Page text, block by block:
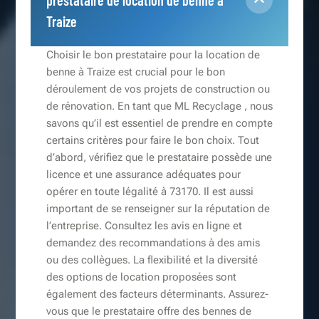
Traize
Choisir le bon prestataire pour la location de
benne à Traize est crucial pour le bon
déroulement de vos projets de construction ou
de rénovation. En tant que ML Recyclage , nous
savons qu’il est essentiel de prendre en compte
certains critères pour faire le bon choix. Tout
d’abord, vérifiez que le prestataire possède une
licence et une assurance adéquates pour
opérer en toute légalité à 73170. Il est aussi
important de se renseigner sur la réputation de
l’entreprise. Consultez les avis en ligne et
demandez des recommandations à des amis
ou des collègues. La flexibilité et la diversité
des options de location proposées sont
également des facteurs déterminants. Assurez-
vous que le prestataire offre des bennes de